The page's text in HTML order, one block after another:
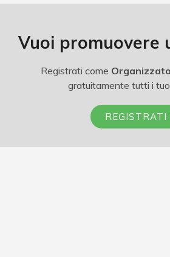
Vuoi promuovere
Registrati come
gratuitamente tutti i
REGISTRATI